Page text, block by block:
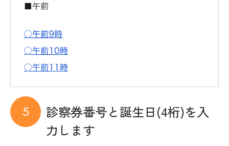
診察券番号と誕生日(4桁)を入
力します